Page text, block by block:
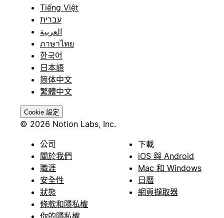
Tiếng Việt
עברית
العربية
ภาษาไทย
한국어
日本語
简体中文
繁體中文
Cookie 設定
© 2026 Notion Labs, Inc.
公司
關於我們
職涯
安全性
狀態
條款和隱私權
你的隱私權
下載
iOS 與 Android
Mac 和 Windows
日曆
網頁擷取器